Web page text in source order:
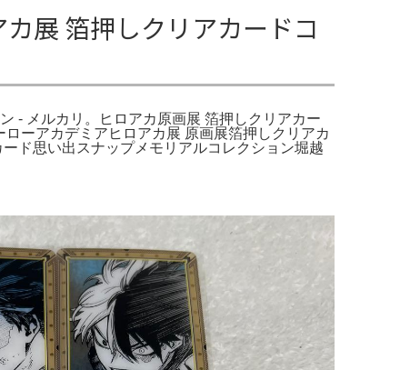
展 箔押しクリアカードコ
- メルカリ。ヒロアカ原画展 箔押しクリアカー
ーアカデミアヒロアカ展 原画展箔押しクリアカ
ド思い出スナップメモリアルコレクション堀越